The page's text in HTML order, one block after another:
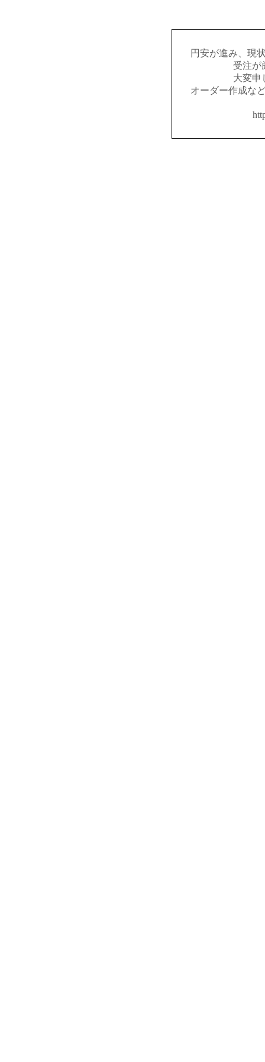
円安が進み、現
受注が
大変申
オーダー作成な